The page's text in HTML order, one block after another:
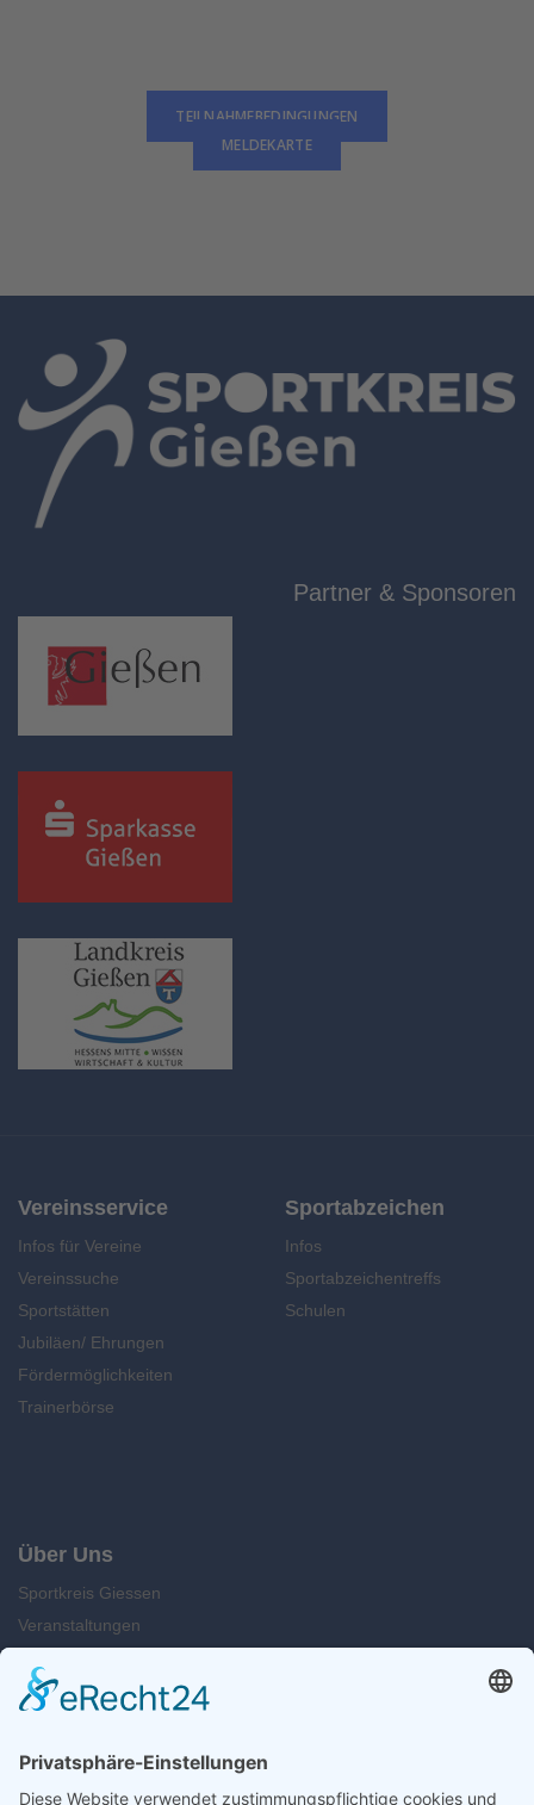
TEILNAHMEBEDINGUNGEN
MELDEKARTE
Partner & Sponsoren
Vereinsservice
Infos für Vereine
Vereinssuche
Sportstätten
Jubiläen/ Ehrungen
Fördermöglichkeiten
Trainerbörse
Sportabzeichen
Infos
Sportabzeichentreffs
Schulen
Über Uns
Sportkreis Giessen
Veranstaltungen
Kontakt
Öffnungszeiten